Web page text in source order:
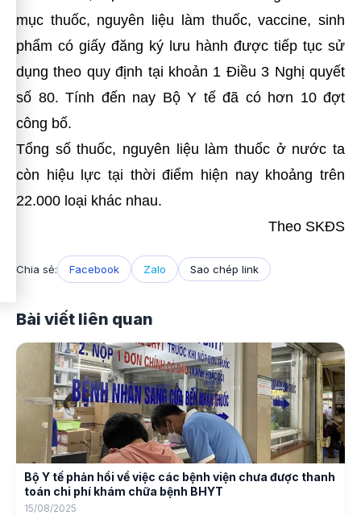
mục thuốc, nguyên liệu làm thuốc, vaccine, sinh
phẩm có giấy đăng ký lưu hành được tiếp tục sử
dụng theo quy định tại khoản 1 Điều 3 Nghị quyết
số 80. Tính đến nay Bộ Y tế đã có hơn 10 đợt
công bố.
Tổng số thuốc, nguyên liệu làm thuốc ở nước ta
còn hiệu lực tại thời điểm hiện nay khoảng trên
22.000 loại khác nhau.
Theo SKĐS
Chia sẻ: Facebook Zalo Sao chép link
Bài viết liên quan
Bộ Y tế phản hồi về việc các bệnh viện chưa được thanh
toán chi phí khám chữa bệnh BHYT
15/08/2025